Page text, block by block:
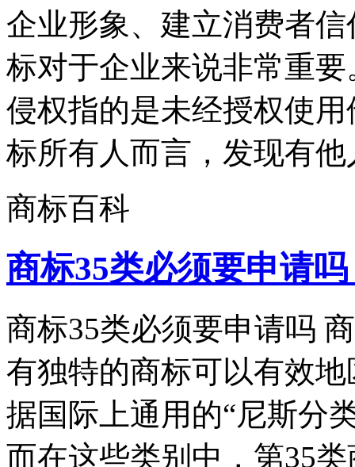
企业形象、建立消费者
标对于企业来说非常重
侵权指的是未经授权使
标所有人而言，发现有
商标百科
商标35类必须要申请
商标35类必须要申请吗
有独特的商标可以有效
据国际上通用的“尼斯分
而在这些类别中，第35